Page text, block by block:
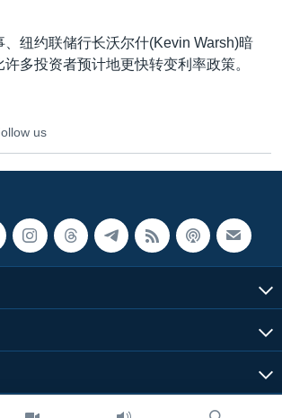
、纽约联储行长沃尔什(Kevin Warsh)暗
多投资者预计地更快转变利率政策。
us